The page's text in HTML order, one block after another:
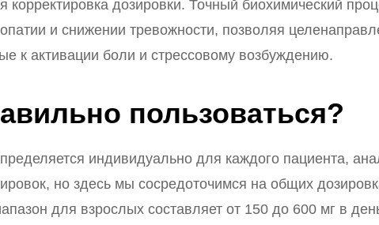
корректировка дозировки. Точный биохимический
и снижении тревожности, позволяя
к активации боли и стрессовому возбуждению.
пользоваться?
индивидуально для каждого пациента,
но здесь мы сосредоточимся на общих
для взрослых составляет от 150 до 600 мг в